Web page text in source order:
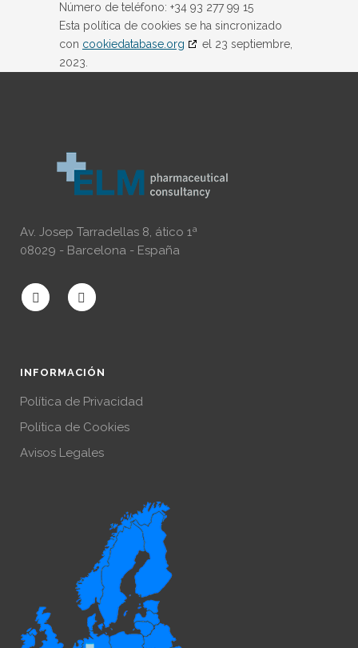
Número de teléfono: +34 93 277 99 15
Esta política de cookies se ha sincronizado
con cookiedatabase.org
el 23 septiembre,
2023.
Av. Josep Tarradellas 8, ático 1ª
08029 - Barcelona - España
INFORMACIÓN
Política de Privacidad
Política de Cookies
Avisos Legales